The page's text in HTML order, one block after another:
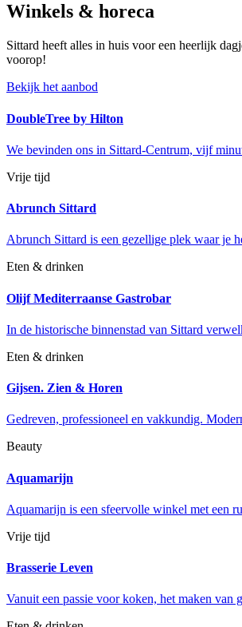
Winkels & horeca
Sittard heeft alles in huis voor een heerlijk
voorop!
Bekijk het aanbod
DoubleTree by Hilton
We bevinden ons in Sittard-Centrum, vijf
Vrije tijd
Abrunch Sittard
Abrunch Sittard is een gezellige plek waar je
Eten & drinken
Olijf Mediterraanse Gastrobar
In de historische binnenstad van Sittard
Eten & drinken
Gijsen. Zien & Horen
Gedreven, professioneel en vakkundig.
Beauty
Aquamarijn
Aquamarijn is een sfeervolle winkel met een
Vrije tijd
Brasserie Leven
Vanuit een passie voor koken, het maken van